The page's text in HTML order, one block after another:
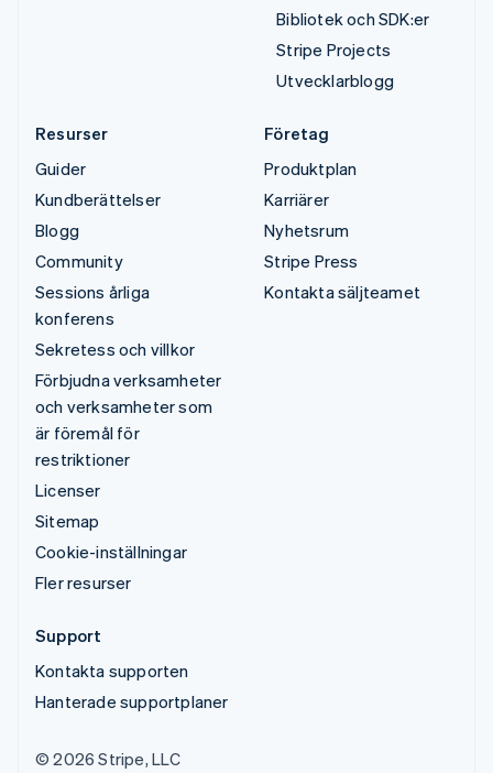
Bibliotek och SDK:er
Stripe Projects
Utvecklarblogg
Resurser
Guider
Kundberättelser
Blogg
Community
Sessions årliga
konferens
Sekretess och villkor
Förbjudna verksamheter
och verksamheter som
är föremål för
restriktioner
Licenser
Sitemap
Cookie-inställningar
Fler resurser
Företag
Produktplan
Karriärer
Nyhetsrum
Stripe Press
Kontakta säljteamet
Support
Kontakta supporten
Hanterade supportplaner
© 2026 Stripe, LLC